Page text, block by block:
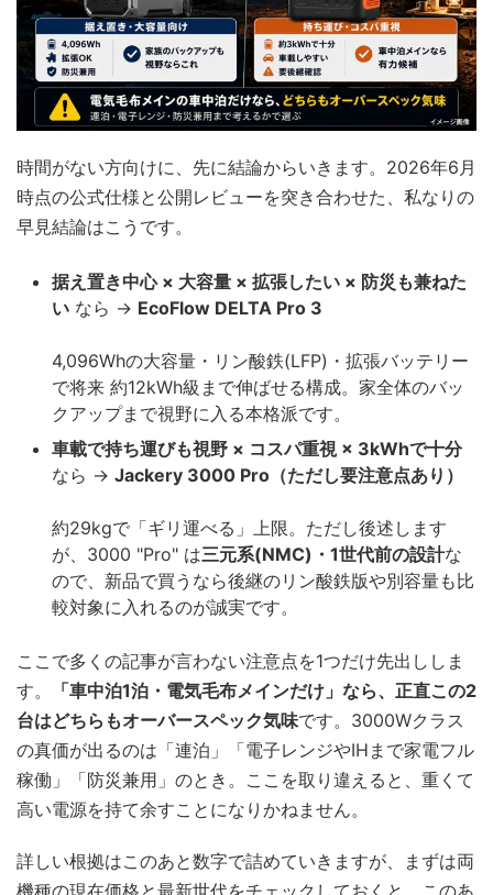
時間がない方向けに、先に結論からいきます。2026年6月
時点の公式仕様と公開レビューを突き合わせた、私なりの
早見結論はこうです。
据え置き中心 × 大容量 × 拡張したい × 防災も兼ねた
い なら → EcoFlow DELTA Pro 3
4,096Whの大容量・リン酸鉄(LFP)・拡張バッテリー
で将来 約12kWh級まで伸ばせる構成。家全体のバッ
クアップまで視野に入る本格派です。
車載で持ち運びも視野 × コスパ重視 × 3kWhで十分
なら → Jackery 3000 Pro（ただし要注意点あり）
約29kgで「ギリ運べる」上限。ただし後述します
が、3000 "Pro" は三元系(NMC)・1世代前の設計な
ので、新品で買うなら後継のリン酸鉄版や別容量も比
較対象に入れるのが誠実です。
ここで多くの記事が言わない注意点を1つだけ先出ししま
す。
「車中泊1泊・電気毛布メインだけ」なら、正直この2
台はどちらもオーバースペック気味です。3000Wクラス
の真価が出るのは「連泊」「電子レンジやIHまで家電フル
稼働」「防災兼用」のとき。ここを取り違えると、重くて
高い電源を持て余すことになりかねません。
詳しい根拠はこのあと数字で詰めていきますが、まずは両